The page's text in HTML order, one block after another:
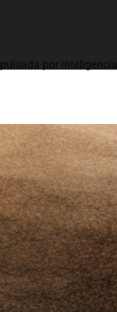
por inteligencia